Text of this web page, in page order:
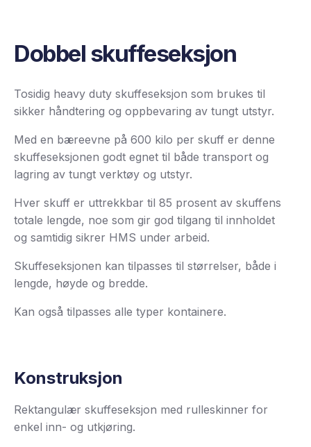
Dobbel skuffeseksjon
Tosidig heavy duty skuffeseksjon som brukes til
sikker håndtering og oppbevaring av tungt utstyr.
Med en bæreevne på 600 kilo per skuff er denne
skuffeseksjonen godt egnet til både transport og
lagring av tungt verktøy og utstyr.
Hver skuff er uttrekkbar til 85 prosent av skuffens
totale lengde, noe som gir god tilgang til innholdet
og samtidig sikrer HMS under arbeid.
Skuffeseksjonen kan tilpasses til størrelser, både i
lengde, høyde og bredde.
Kan også tilpasses alle typer kontainere.
Konstruksjon
Rektangulær skuffeseksjon med rulleskinner for
enkel inn- og utkjøring.